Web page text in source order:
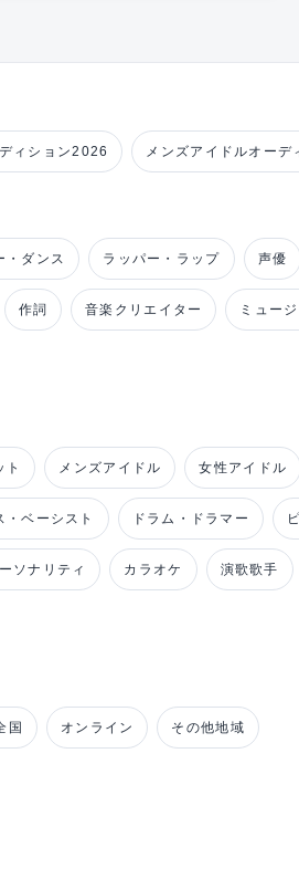
ィション2026 メンズアイドルオーデ
・ダンス ラッパー・ラップ 声優
作詞 音楽クリエイター ミュー
ト メンズアイドル 女性アイドル
・ベーシスト ドラム・ドラマー
ソナリティ カラオケ 演歌歌手
国 オンライン その他地域